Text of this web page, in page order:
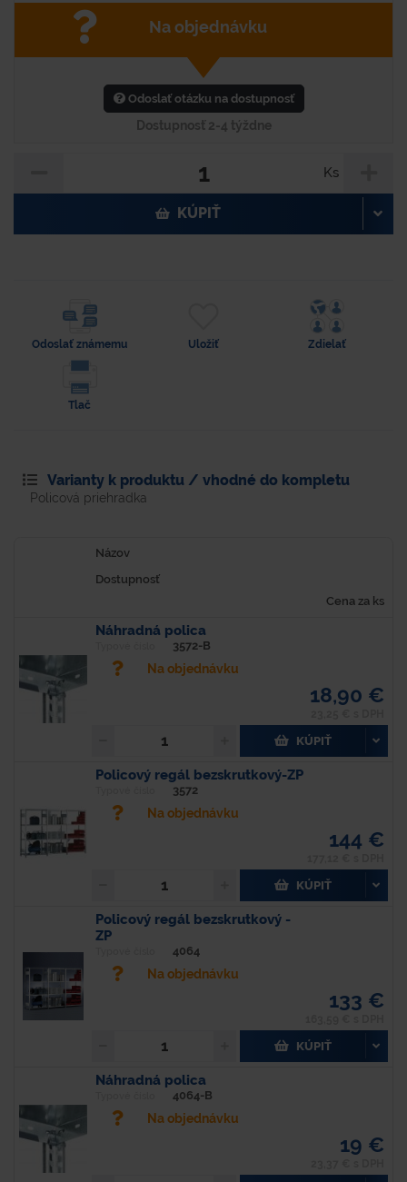
Na objednávku
Odoslať otázku na dostupnosť
Dostupnosť 2-4 týždne
Ks
KÚPIŤ
Odoslať známemu Uložiť Zdielať
Tlač
Varianty k produktu / vhodné do kompletu
Policová priehradka
Názov
Dostupnosť
Cena za ks
Náhradná polica
3572-B
Na objednávku
18,90 €
KÚPIŤ
Policový regál bezskrutkový-ZP
3572
Na objednávku
144 €
KÚPIŤ
Policový regál bezskrutkový -
ZP
4064
Na objednávku
133 €
KÚPIŤ
Náhradná polica
4064-B
Na objednávku
19 €